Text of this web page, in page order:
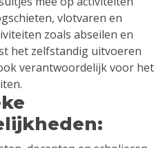
vlotvaren en
zoals abseilen en
het zelfstandig uitvoeren
verantwoordelijk voor het